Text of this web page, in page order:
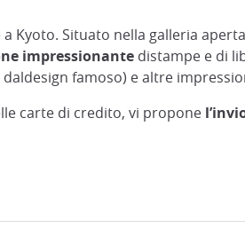
Situato nella galleria
impressionante distampe e di
famoso) e altre
carte di credito, vi propone